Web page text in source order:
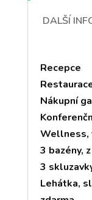
DALŠÍ
Recepce
Nákupní
Wellness,
3 bazény,
3
Lehátka,